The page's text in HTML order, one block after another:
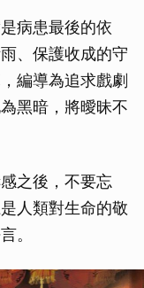
病患最後的依
、保護收成的守
編導為追求戲劇
黑暗，將曖昧不
之後，不要忘
人類對生命的敬
。